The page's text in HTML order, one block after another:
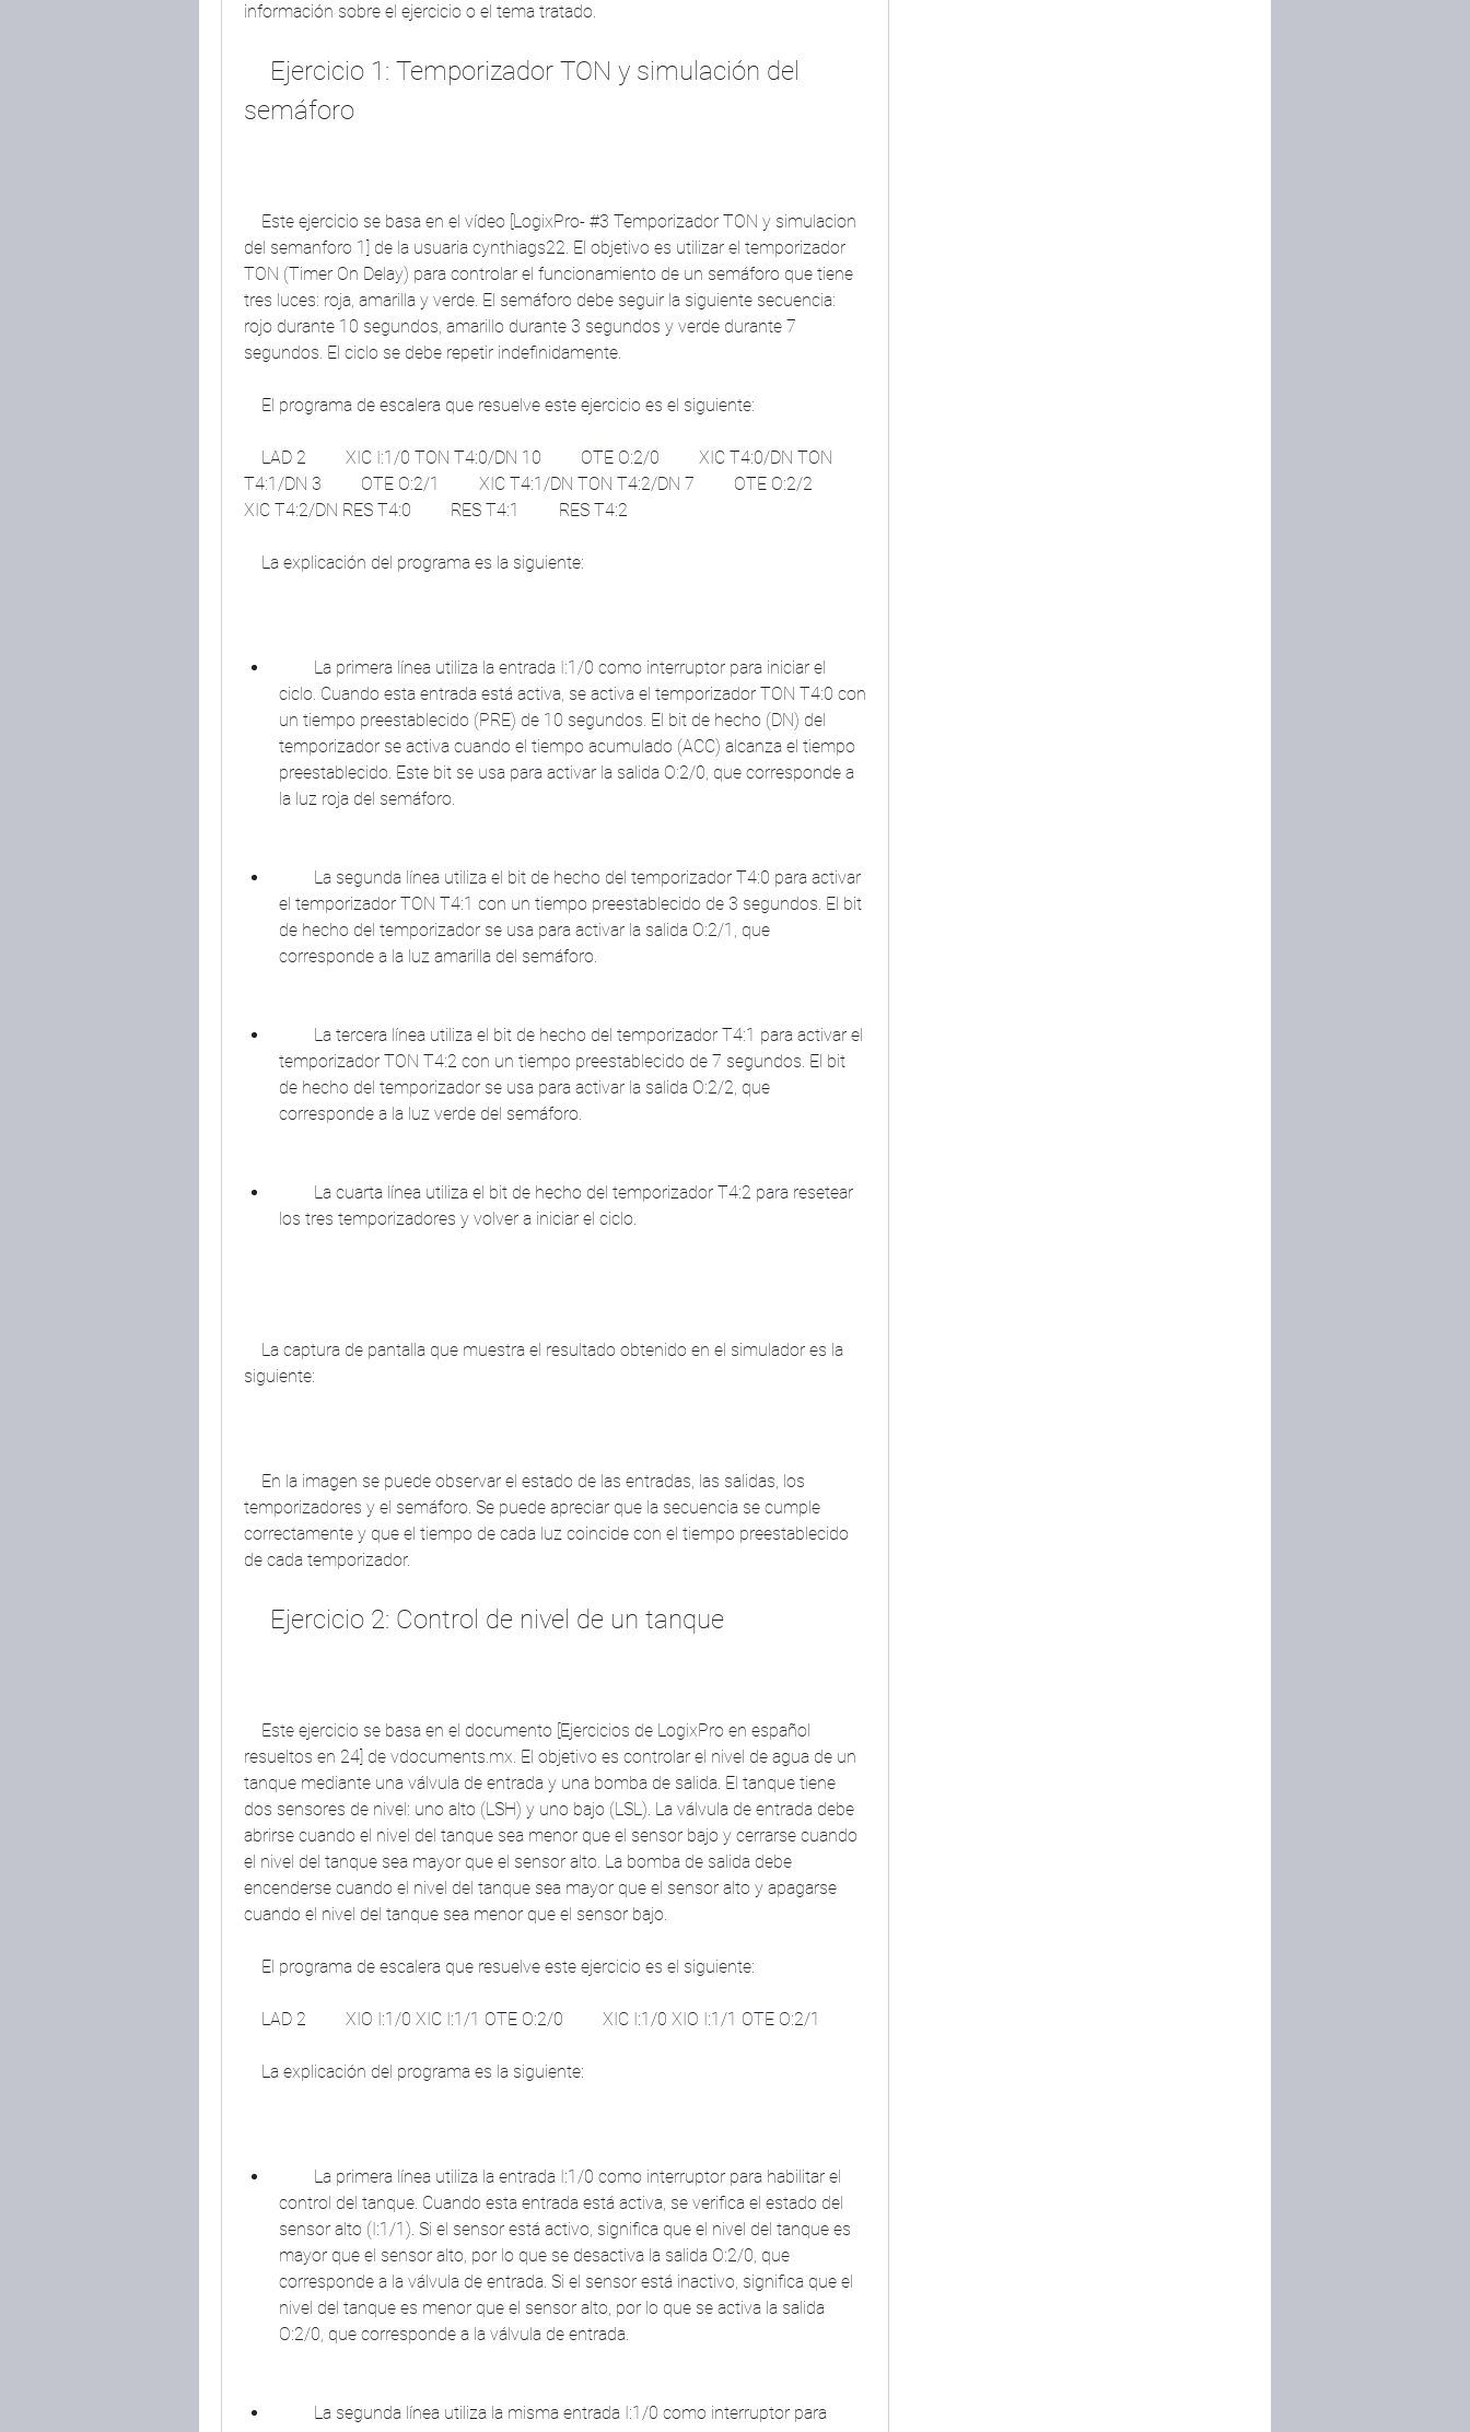
información sobre el ejercicio o el tema tratado.
semáforo
del semanforo 1] de la usuaria cynthiags22. El objetivo es utilizar el temporizador
TON (Timer On Delay) para controlar el funcionamiento de un semáforo que tiene
tres luces: roja, amarilla y verde. El semáforo debe seguir la siguiente secuencia:
rojo durante 10 segundos, amarillo durante 3 segundos y verde durante 7
segundos. El ciclo se debe repetir indefinidamente.
    El programa de escalera que resuelve este ejercicio es el siguiente:
T4:1/DN 3         OTE O:2/1         XIC T4:1/DN TON T4:2/DN 7         OTE O:2/2
XIC T4:2/DN RES T4:0         RES T4:1         RES T4:2
    La explicación del programa es la siguiente:
ciclo. Cuando esta entrada está activa, se activa el temporizador TON T4:0 con
un tiempo preestablecido (PRE) de 10 segundos. El bit de hecho (DN) del
temporizador se activa cuando el tiempo acumulado (ACC) alcanza el tiempo
preestablecido. Este bit se usa para activar la salida O:2/0, que corresponde a
la luz roja del semáforo.
el temporizador TON T4:1 con un tiempo preestablecido de 3 segundos. El bit
de hecho del temporizador se usa para activar la salida O:2/1, que
corresponde a la luz amarilla del semáforo.
temporizador TON T4:2 con un tiempo preestablecido de 7 segundos. El bit
de hecho del temporizador se usa para activar la salida O:2/2, que
corresponde a la luz verde del semáforo.
los tres temporizadores y volver a iniciar el ciclo.
siguiente:
temporizadores y el semáforo. Se puede apreciar que la secuencia se cumple
correctamente y que el tiempo de cada luz coincide con el tiempo preestablecido
de cada temporizador.
    Ejercicio 2: Control de nivel de un tanque
resueltos en 24] de vdocuments.mx. El objetivo es controlar el nivel de agua de un
tanque mediante una válvula de entrada y una bomba de salida. El tanque tiene
dos sensores de nivel: uno alto (LSH) y uno bajo (LSL). La válvula de entrada debe
abrirse cuando el nivel del tanque sea menor que el sensor bajo y cerrarse cuando
el nivel del tanque sea mayor que el sensor alto. La bomba de salida debe
encenderse cuando el nivel del tanque sea mayor que el sensor alto y apagarse
cuando el nivel del tanque sea menor que el sensor bajo.
    El programa de escalera que resuelve este ejercicio es el siguiente:
    LAD 2         XIO I:1/0 XIC I:1/1 OTE O:2/0         XIC I:1/0 XIO I:1/1 OTE O:2/1
    La explicación del programa es la siguiente:
control del tanque. Cuando esta entrada está activa, se verifica el estado del
sensor alto (I:1/1). Si el sensor está activo, significa que el nivel del tanque es
mayor que el sensor alto, por lo que se desactiva la salida O:2/0, que
corresponde a la válvula de entrada. Si el sensor está inactivo, significa que el
nivel del tanque es menor que el sensor alto, por lo que se activa la salida
O:2/0, que corresponde a la válvula de entrada.